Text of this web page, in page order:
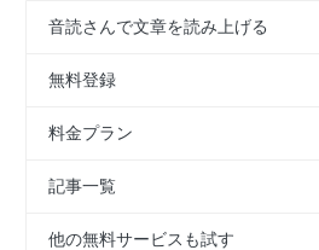
音読さんで文章を読み上げる
無料登録
料金プラン
記事一覧
他の無料サービスも試す